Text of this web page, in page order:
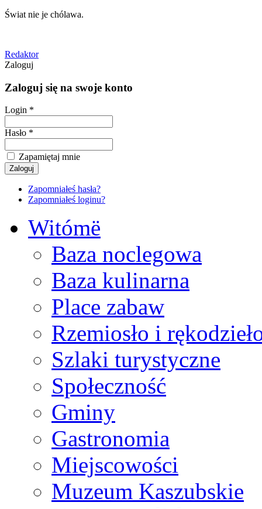
Świat nie je chólawa.
Redaktor
Zaloguj
Zaloguj się na swoje konto
Login *
Hasło *
Zapamiętaj mnie
Zapomniałeś hasła?
Zapomniałeś loginu?
Witómë
Baza noclegowa
Baza kulinarna
Place zabaw
Rzemiosło i
Szlaki turystyczne
Społeczność
Gminy
Gastronomia
Miejscowości
Muzeum Kaszubskie